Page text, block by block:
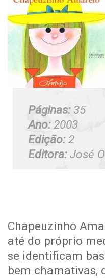
Páginas:35
Ano:2003
Edição:2
Editora:José
Chapeuzinho
até do próprio
se identificam
bem chamativas,